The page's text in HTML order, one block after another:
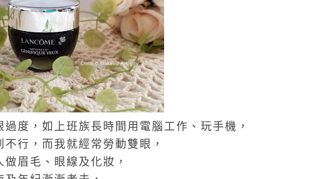
過度，如上班族長時間用電腦工作、玩手機，
不行，而我就經常勞動雙眼，
眉毛、眼線及化妝，